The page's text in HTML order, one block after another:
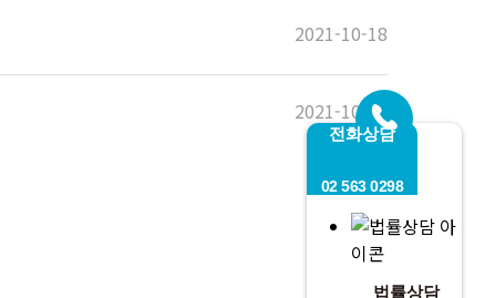
전화상담
02 563 0298
법률상담
2021-10-18
2021-10-07